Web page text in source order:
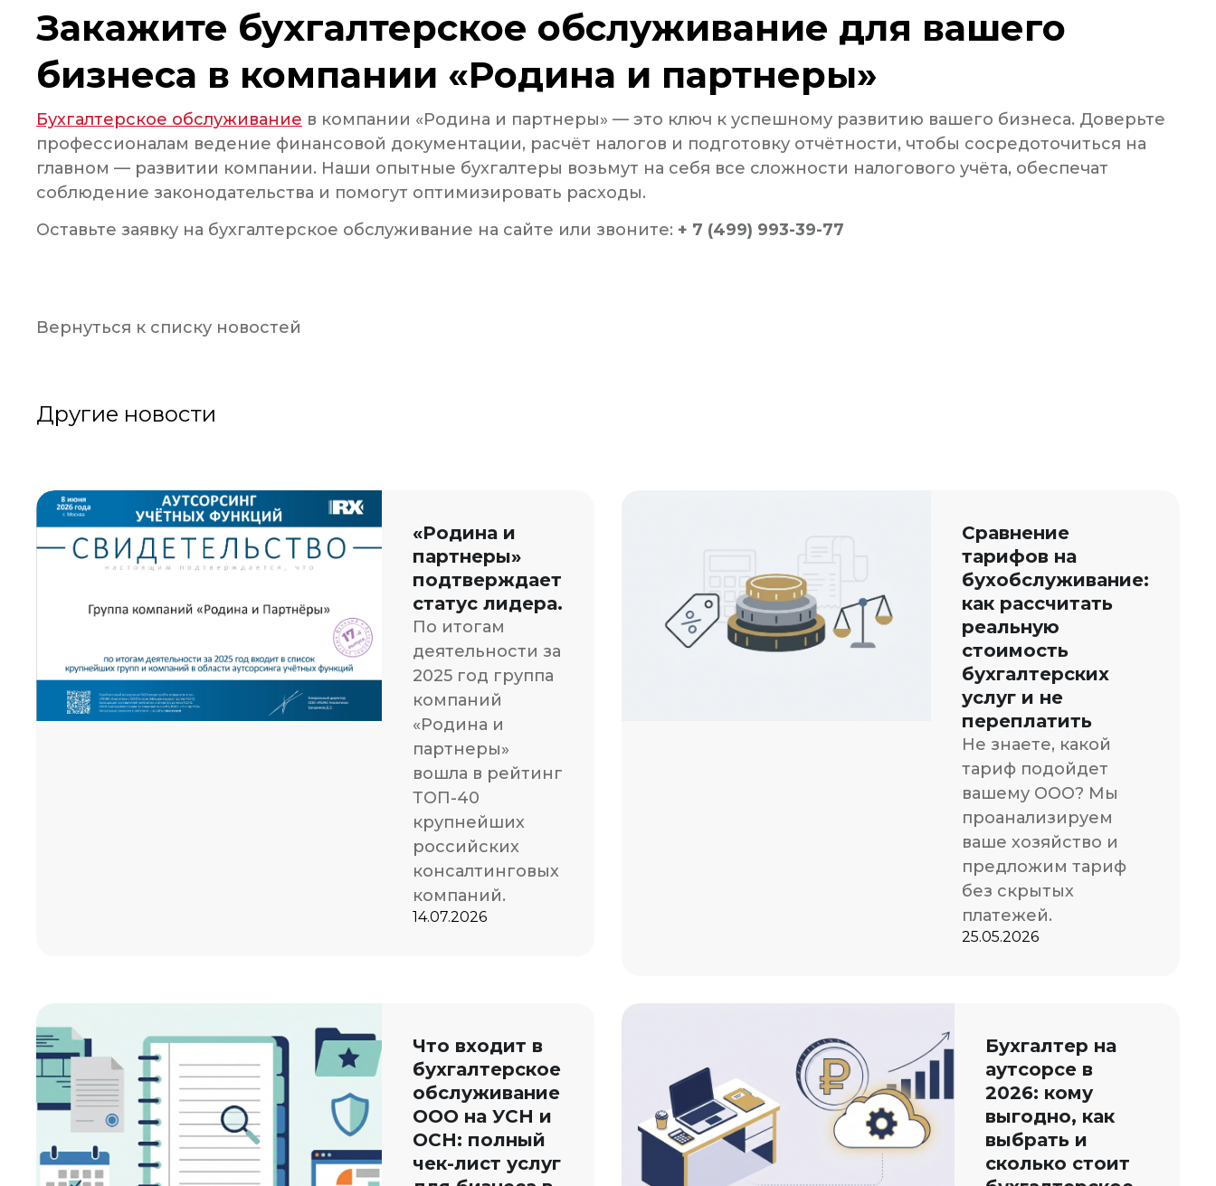
Закажите бухгалтерское обслуживание для вашего
бизнеса в компании «Родина и партнеры»
Бухгалтерское обслуживание в компании «Родина и партнеры» — это ключ к успешному развитию вашего бизнеса. Доверьте
профессионалам ведение финансовой документации, расчёт налогов и подготовку отчётности, чтобы сосредоточиться на
главном — развитии компании. Наши опытные бухгалтеры возьмут на себя все сложности налогового учёта, обеспечат
соблюдение законодательства и помогут оптимизировать расходы.
Оставьте заявку на бухгалтерское обслуживание на сайте или звоните: + 7 (499) 993-39-77
Вернуться к списку новостей
Другие новости
«Родина и
партнеры»
подтверждает
статус лидера.
По итогам
деятельности за
2025 год группа
компаний
«Родина и
партнеры»
вошла в рейтинг
ТОП-40
крупнейших
российских
консалтинговых
компаний.
14.07.2026
Сравнение
тарифов на
бухобслуживание:
как рассчитать
реальную
стоимость
бухгалтерских
услуг и не
переплатить
Не знаете, какой
тариф подойдет
вашему ООО? Мы
проанализируем
ваше хозяйство и
предложим тариф
без скрытых
платежей.
25.05.2026
Что входит в
бухгалтерское
обслуживание
ООО на УСН и
ОСН: полный
чек-лист услуг
Бухгалтер на
аутсорсе в
2026: кому
выгодно, как
выбрать и
сколько стоит